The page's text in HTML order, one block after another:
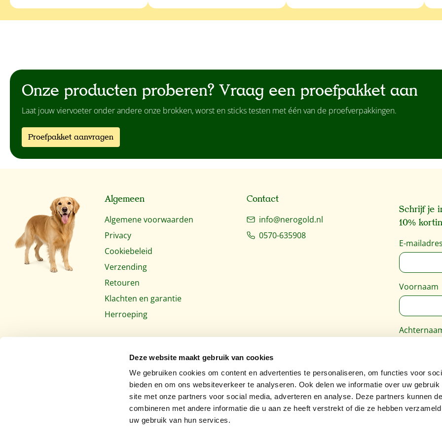
Deze website maakt gebruik van cookies
We gebruiken cookies om content en advertenties te personaliseren, om functies voor
bieden en om ons websiteverkeer te analyseren. Ook delen we informatie over uw gebruik
site met onze partners voor social media, adverteren en analyse. Deze partners kunnen
combineren met andere informatie die u aan ze heeft verstrekt of die ze hebben
uw gebruik van hun services.
Onze producten proberen? Vraag een proefpakket aan
Laat jouw viervoeter onder andere onze brokken, worst en sticks testen met één van de proefverpakkingen.
Proefpakket aanvragen
Algemeen
Algemene voorwaarden
Privacy
Cookiebeleid
Verzending
Retouren
Klachten en garantie
Herroeping
Contact
info@nerogold.nl
0570-635908
Schrijf je
10%
E-
Voornaam
Deze site
Google
van